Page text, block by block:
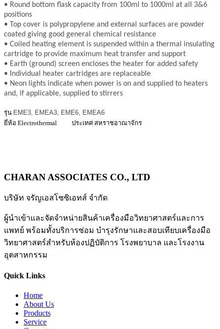
• Round bottom flask capacity from 100ml to 1000ml at all 3&6
positions
• Top cover is polypropylene and external surfaces are powder
coated giving good general chemical resistance
• Coiled heating element is suspended within a thermal insulating
cartridge to provide maximum heat transfer and support
• Earth (ground) screen encloses the heater for added safety
• Individual heater cartridges are replaceable
• Neon lights indicate when power is on and supplied to heaters
and, if applicable, supplied to stirrers
รุ่น EME3, EMEA3, EME6, EMEA6
ยี่ห้อ Electrothermal ประเทศ สหราชอาณาจักร
CHARAN ASSOCIATES CO., LTD
บริษัท จรัญเอสโซซิเอทส์ จำกัด
ผู้นำเข้าและจัดจำหน่ายสินค้าเครื่องมือวิทยาศาสตร์และการ
แพทย์ พร้อมทั้งบริการซ่อม บำรุงรักษาและสอบเทียบเครื่องมือ
วิทยาศาสตร์สำหรับห้องปฏิบัติการ โรงพยาบาล และโรงงาน
อุตสาหกรรม
Quick Links
Home
About Us
Products
Service